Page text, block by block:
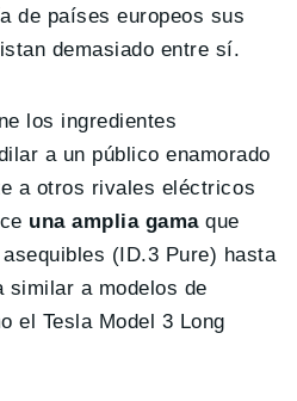
de países europeos sus
demasiado entre sí.
los ingredientes
a un público enamorado
a otros rivales eléctricos
una amplia gamaque
(ID.3 Pure) hasta
similar a modelos de
el Tesla Model 3 Long